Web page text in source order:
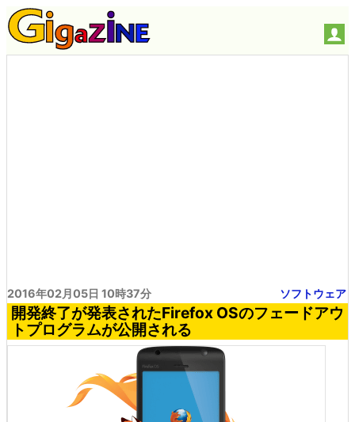
2016年02月05日 10時37分 ソフトウェア
開発終了が発表されたFirefox OSのフェードアウ
トプログラムが公開される